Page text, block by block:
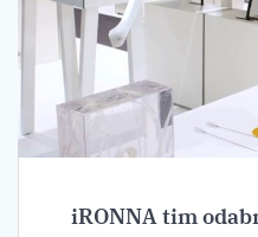
iRONNA tim